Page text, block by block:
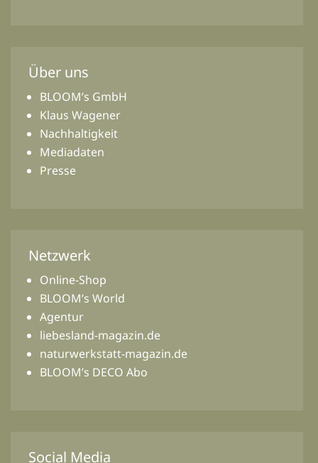
Über uns
BLOOM’s GmbH
Klaus Wagener
Nachhaltigkeit
Mediadaten
Presse
Netzwerk
Online-Shop
BLOOM’s World
Agentur
liebesland-magazin.de
naturwerkstatt-magazin.de
BLOOM’s DECO Abo
Social Media